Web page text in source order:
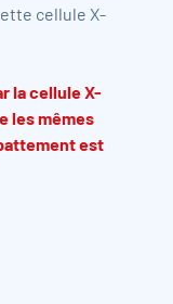
cellule X-
la cellule X-
les mêmes
est